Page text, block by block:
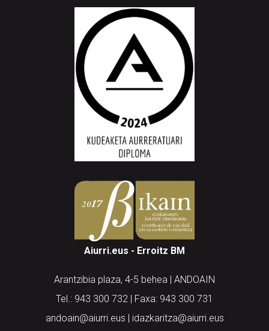
Aiurri.eus - Erroitz BM
Arantzibia plaza, 4-5 behea | ANDOAIN
Tel.: 943 300 732 | Faxa: 943 300 731
andoain@aiurri.eus | idazkaritza@aiurri.eus